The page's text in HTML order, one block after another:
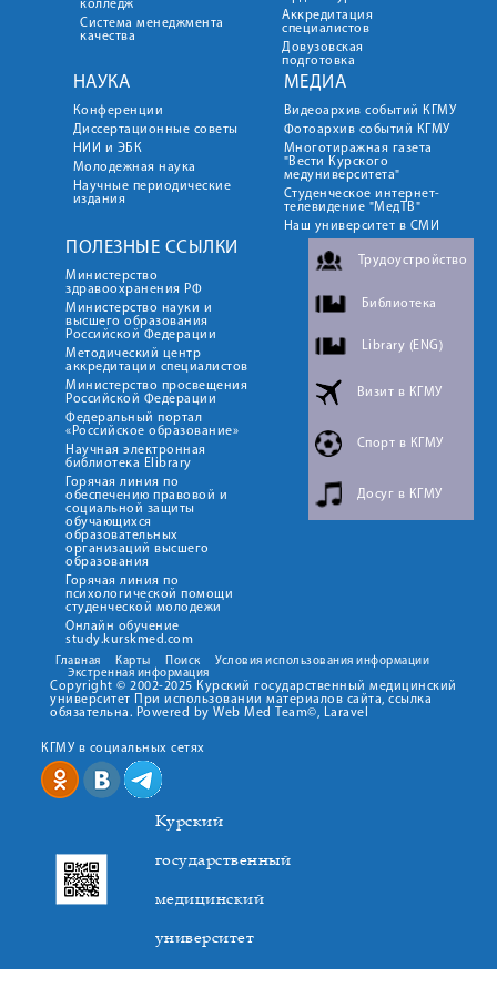
колледж
Система менеджмента
качества
Аккредитация
специалистов
Довузовская
подготовка
НАУКА
Конференции
Диссертационные советы
НИИ и ЭБК
Молодежная наука
Научные периодические
издания
МЕДИА
Видеоархив событий КГМУ
Фотоархив событий КГМУ
Многотиражная газета
"Вести Курского
медуниверситета"
Студенческое интернет-
телевидение "МедТВ"
Наш университет в СМИ
ПОЛЕЗНЫЕ ССЫЛКИ
Министерство
здравоохранения РФ
Министерство науки и
высшего образования
Российской Федерации
Методический центр
аккредитации специалистов
Министерство просвещения
Российской Федерации
Федеральный портал
«Российское образование»
Научная электронная
библиотека Elibrary
Горячая линия по
обеспечению правовой и
социальной защиты
обучающихся
образовательных
организаций высшего
образования
Горячая линия по
психологической помощи
студенческой молодежи
Онлайн обучение
study.kurskmed.com
Трудоустройство
Библиотека
Library (ENG)
Визит в КГМУ
Спорт в КГМУ
Досуг в КГМУ
Главная Карты Поиск
Условия использования информации
Экстренная информация
Copyright © 2002-2025 Курский государственный медицинский
университет При использовании материалов сайта, ссылка
обязательна. Powered by Web Med Team©, Laravel
КГМУ в социальных сетях
Курский
государственный
медицинский
университет